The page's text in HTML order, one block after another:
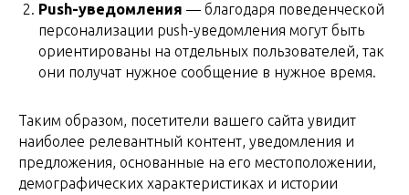
Push-уведомления — благодаря поведенческой
персонализации push-уведомления могут быть
ориентированы на отдельных пользователей, так
они получат нужное сообщение в нужное время.
Таким образом, посетители вашего сайта увидит
наиболее релевантный контент, уведомления и
предложения, основанные на его местоположении,
демографических характеристиках и истории